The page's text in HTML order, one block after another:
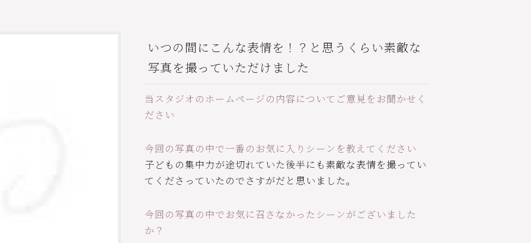
いつの間にこんな表情を！？と思うくらい素敵な
写真を撮っていただけました
当スタジオのホームページの内容についてご意見をお聞かせく
ださい
今回の写真の中で一番のお気に入りシーンを教えてください
子どもの集中力が途切れていた後半にも素敵な表情を撮ってい
てくださっていたのでさすがだと思いました。
今回の写真の中でお気に召さなかったシーンがございました
か？